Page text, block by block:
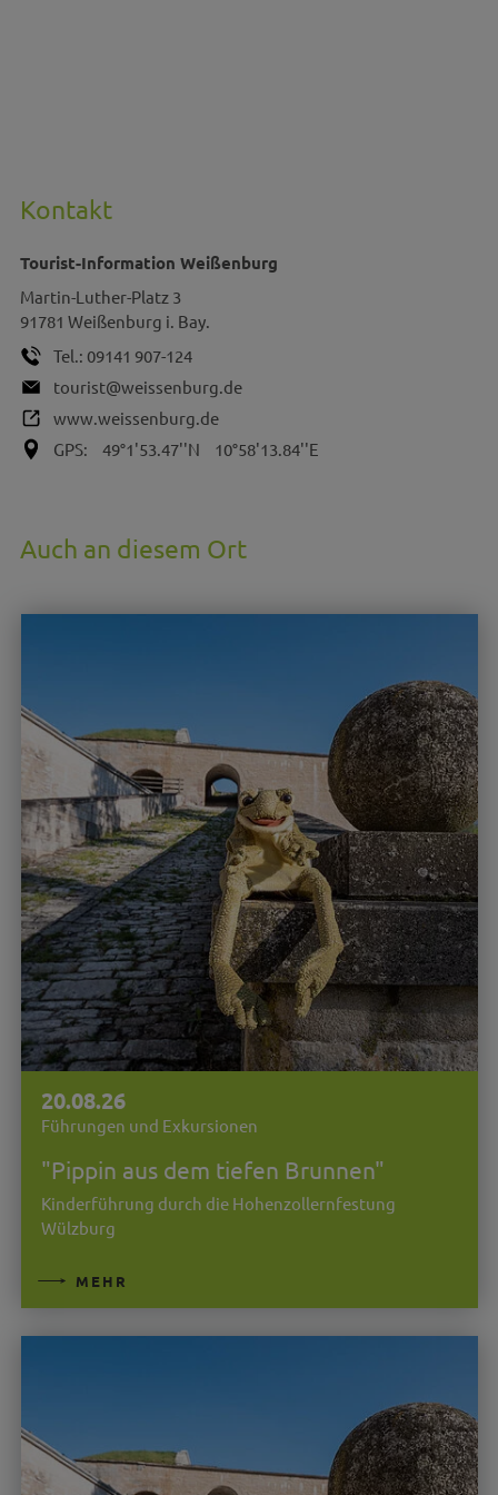
Kontakt
Tourist-Information Weißenburg
Martin-Luther-Platz 3
91781 Weißenburg i. Bay.
Tel.: 09141 907-124
tourist@weissenburg.de
www.weissenburg.de
GPS:
49°1'53.47''N 10°58'13.84''E
Auch an diesem Ort
20.08.26
Führungen und Exkursionen
"Pippin aus dem tiefen Brunnen"
Kinderführung durch die Hohenzollernfestung
Wülzburg
MEHR